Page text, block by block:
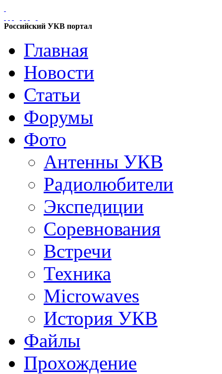
Российский УКВ портал
Главная
Новости
Статьи
Форумы
Фото
Антенны УКВ
Радиолюбители
Экспедиции
Соревнования
Встречи
Техника
Microwaves
История УКВ
Файлы
Прохождение